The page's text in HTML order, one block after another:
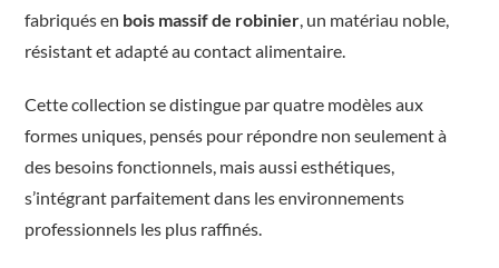
fabriqués en bois massif de robinier, un matériau noble,
résistant et adapté au contact alimentaire.
Cette collection se distingue par quatre modèles aux
formes uniques, pensés pour répondre non seulement à
des besoins fonctionnels, mais aussi esthétiques,
s’intégrant parfaitement dans les environnements
professionnels les plus raffinés.